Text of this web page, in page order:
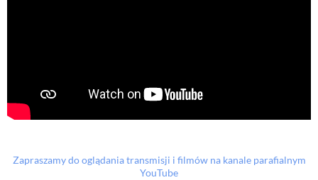
Zapraszamy do oglądania transmisji i filmów na kanale parafialnym
YouTube